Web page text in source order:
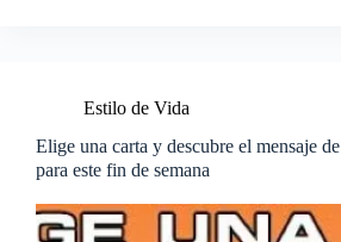
Estilo de Vida
Elige una carta y descubre el mensaje
para este fin de semana